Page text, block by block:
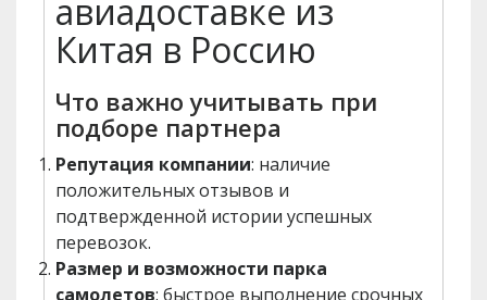
авиадоставке из
Китая в Россию
Что важно учитывать при
подборе партнера
Репутация компании: наличие
положительных отзывов и
подтвержденной истории успешных
перевозок.
Размер и возможности парка
самолетов: быстрое выполнение срочных